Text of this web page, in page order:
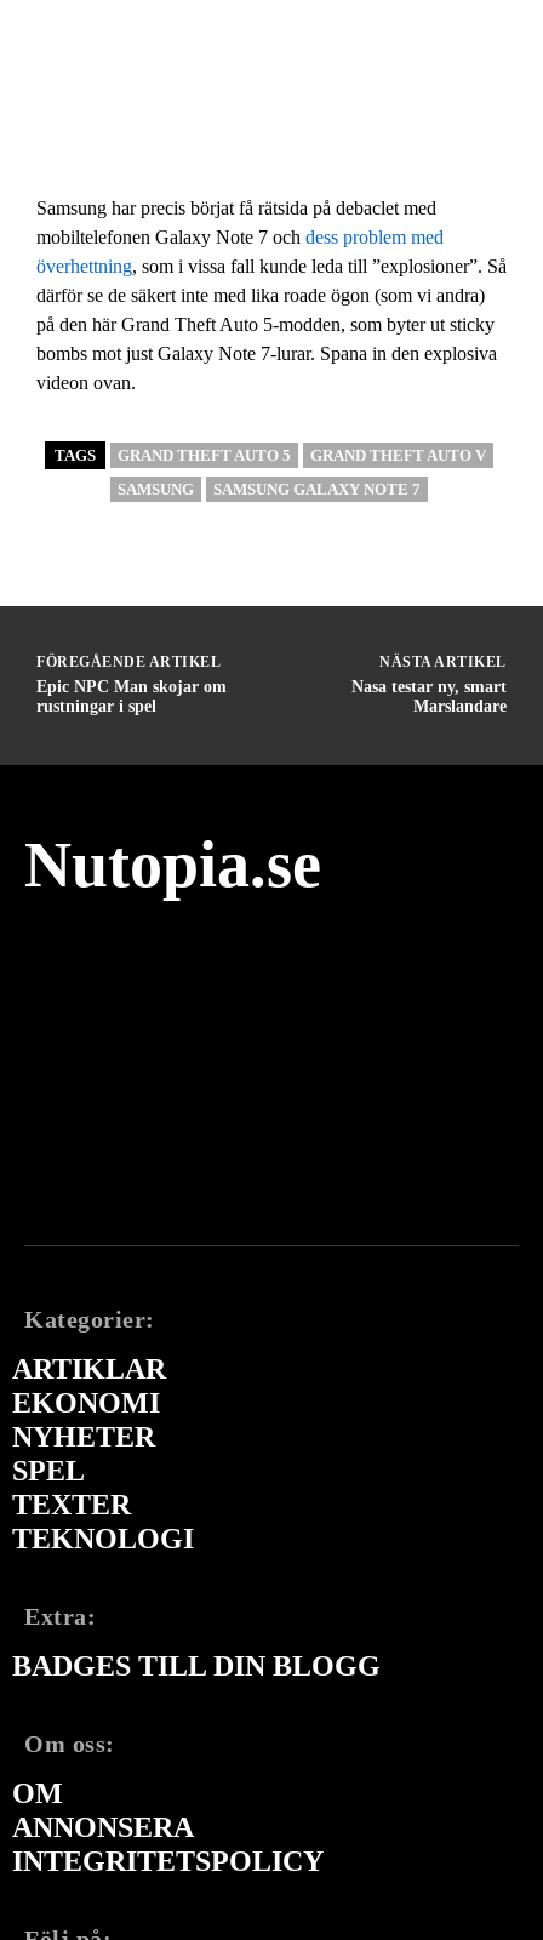
Samsung har precis börjat få rätsida på debaclet med
mobiltelefonen Galaxy Note 7 och dess problem med
överhettning, som i vissa fall kunde leda till ”explosioner”. Så
därför se de säkert inte med lika roade ögon (som vi andra)
på den här Grand Theft Auto 5-modden, som byter ut sticky
bombs mot just Galaxy Note 7-lurar. Spana in den explosiva
videon ovan.
TAGS GRAND THEFT AUTO 5
GRAND THEFT AUTO V
SAMSUNG
SAMSUNG GALAXY NOTE 7
FÖREGÅENDE ARTIKEL
Epic NPC Man skojar om
rustningar i spel
NÄSTA ARTIKEL
Nasa testar ny, smart
Marslandare
Nutopia.se
Kategorier:
ARTIKLAR
EKONOMI
NYHETER
SPEL
TEXTER
TEKNOLOGI
Extra:
BADGES TILL DIN BLOGG
Om oss:
OM
ANNONSERA
INTEGRITETSPOLICY